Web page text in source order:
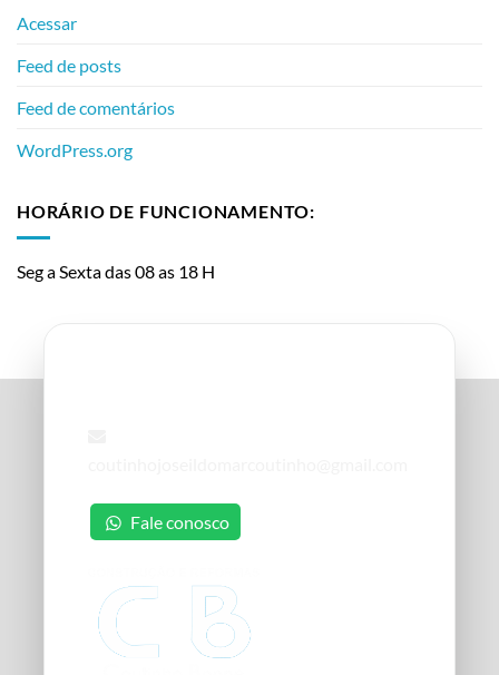
Acessar
Feed de posts
Feed de comentários
WordPress.org
HORÁRIO DE FUNCIONAMENTO:
Seg a Sexta das 08 as 18 H
Fale conosco